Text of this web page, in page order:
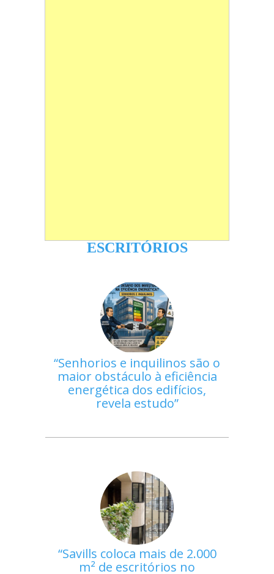
ESCRITÓRIOS
Senhorios e inquilinos são o
maior obstáculo à eficiência
energética dos edifícios,
revela estudo
Savills coloca mais de 2.000
m² de escritórios no